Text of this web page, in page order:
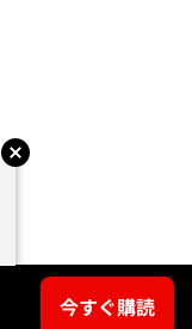
今すぐ購読